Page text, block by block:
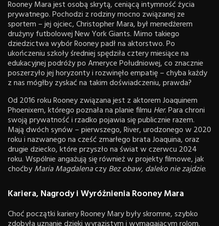
Rooney Mara jest osobą skrytą, ceniącą intymność życia
prywatnego. Pochodzi z rodziny mocno związanej ze
sportem – jej ojciec, Christopher Mara, był menedżerem
drużyny futbolowej New York Giants. Mimo takiego
dziedzictwa wybór Rooney padł na aktorstwo. Po
ukończeniu szkoły średniej spędziła cztery miesiące na
edukacyjnej podróży po Ameryce Południowej, co znacznie
poszerzyło jej horyzonty i rozwinęło empatię – chyba każdy
z nas mógłby zyskać na takim doświadczeniu, prawda?
Od 2016 roku Rooney związana jest z aktorem Joaquinem
Phoenixem, którego poznała na planie filmu Her. Para chroni
swoją prywatność i rzadko pojawia się publicznie razem.
Mają dwóch synów – pierwszego, River, urodzonego w 2020
roku i nazwanego na cześć zmarłego brata Joaquina, oraz
drugie dziecko, które przyszło na świat w czerwcu 2024
roku. Wspólnie angażują się również w projekty filmowe, jak
choćbyMaria MagdalenaczyBez obaw, daleko nie zajdzie.
Kariera, Nagrody i Wyróżnienia Rooney Mara
Choć początki kariery Rooney Mary były skromne, szybko